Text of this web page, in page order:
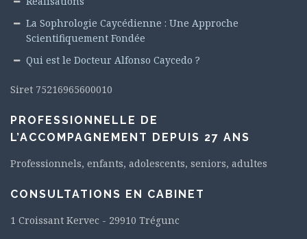
La Sophrologie Caycédienne : Une Approche
Scientifiquement Fondée
Qui est le Docteur Alfonso Caycedo ?
Siret 75216965600010
PROFESSIONNELLE DE
L’ACCOMPAGNEMENT DEPUIS 27 ANS
Professionnels, enfants, adolescents, seniors, adultes
CONSULTATIONS EN CABINET
1 Croissant Kervec - 29910 Trégunc